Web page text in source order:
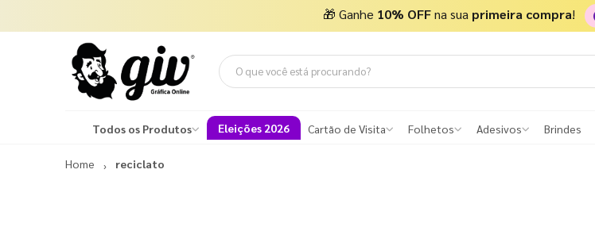
🎁 Ganhe 10% OFFna sua primeira compra!
Todos os Produtos Eleições 2026 Cartão de Visita Folhetos Adesivos Brindes
Home reciclato